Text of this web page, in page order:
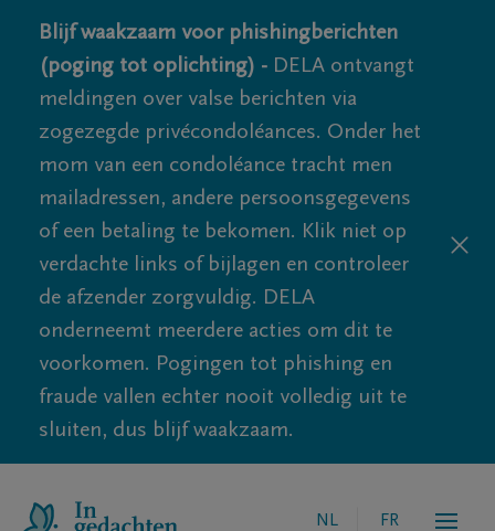
Blijf waakzaam voor phishingberichten
(poging tot oplichting) - DELA ontvangt
meldingen over valse berichten via
zogezegde privécondoléances. Onder het
mom van een condoléance tracht men
mailadressen, andere persoonsgegevens
of een betaling te bekomen. Klik niet op
verdachte links of bijlagen en controleer
de afzender zorgvuldig. DELA
onderneemt meerdere acties om dit te
voorkomen. Pogingen tot phishing en
fraude vallen echter nooit volledig uit te
sluiten, dus blijf waakzaam.
NL FR